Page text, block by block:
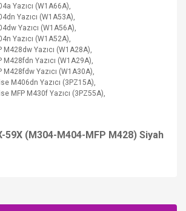
Yazıcı (W1A66A),
Yazıcı (W1A53A),
Yazıcı (W1A56A),
Yazıcı (W1A52A),
M428dw Yazıcı (W1A28A),
M428fdn Yazıcı (W1A29A),
M428fdw Yazıcı (W1A30A),
M406dn Yazıcı (3PZ15A),
MFP M430f Yazıcı (3PZ55A),
59X (M304-M404-MFP M428) Siyah